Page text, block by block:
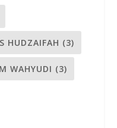
HUDZAIFAH (3)
WAHYUDI (3)